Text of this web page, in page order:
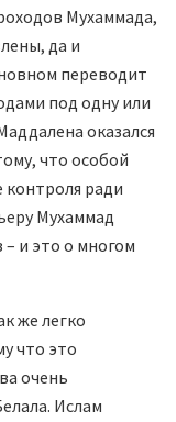
Мухаммада,
да и
переводит
под одну или
оказался
что особой
контроля ради
Мухаммад
и это о многом
же легко
что это
очень
Ислам